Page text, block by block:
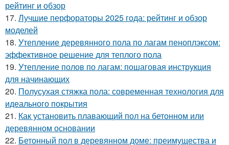
рейтинг и обзор
17. Лучшие перфораторы 2025 года: рейтинг и обзор
моделей
18. Утепление деревянного пола по лагам пеноплэксом:
эффективное решение для теплого пола
19. Утепление полов по лагам: пошаговая инструкция
для начинающих
20. Полусухая стяжка пола: современная технология для
идеального покрытия
21. Как установить плавающий пол на бетонном или
деревянном основании
22. Бетонный пол в деревянном доме: преимущества и